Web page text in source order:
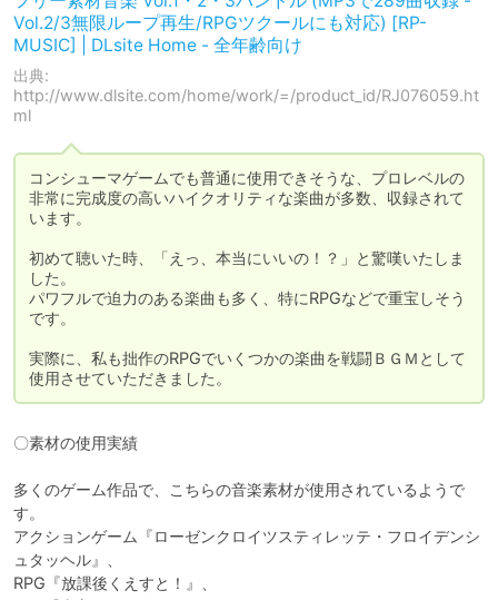
Vol.2/3無限ループ再生/RPGツクールにも対応) [RP-
MUSIC] | DLsite Home - 全年齢向け
出典:
http://www.dlsite.com/home/work/=/product_id/RJ076059.ht
ml
コンシューマゲームでも普通に使用できそうな、プロレベルの
非常に完成度の高いハイクオリティな楽曲が多数、収録されて
います。
初めて聴いた時、「えっ、本当にいいの！？」と驚嘆いたしま
した。
パワフルで迫力のある楽曲も多く、特にRPGなどで重宝しそう
です。
実際に、私も拙作のRPGでいくつかの楽曲を戦闘ＢＧＭとして
使用させていただきました。
〇素材の使用実績
多くのゲーム作品で、こちらの音楽素材が使用されているようで
す。
アクションゲーム『ローゼンクロイツスティレッテ・フロイデンシ
ュタッヘル』、
RPG『放課後くえすと！』、